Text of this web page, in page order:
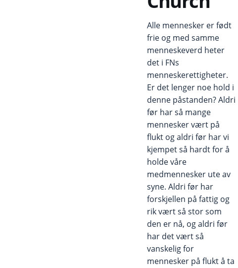
Alle mennesker er født
frie og med samme
menneskeverd heter
det i FNs
menneskerettigheter.
Er det lenger noe hold i
denne påstanden? Aldri
før har så mange
mennesker vært på
flukt og aldri før har vi
kjempet så hardt for å
holde våre
medmennesker ute av
syne. Aldri før har
forskjellen på fattig og
rik vært så stor som
den er nå, og aldri før
har det vært så
vanskelig for
mennesker på flukt å ta